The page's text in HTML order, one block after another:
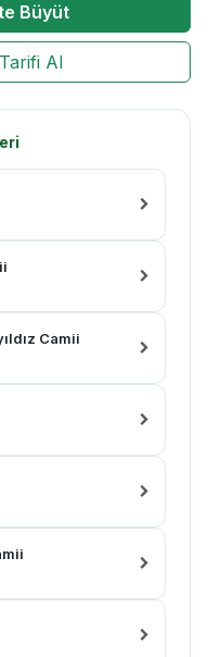
Büyüt
Al
Camii